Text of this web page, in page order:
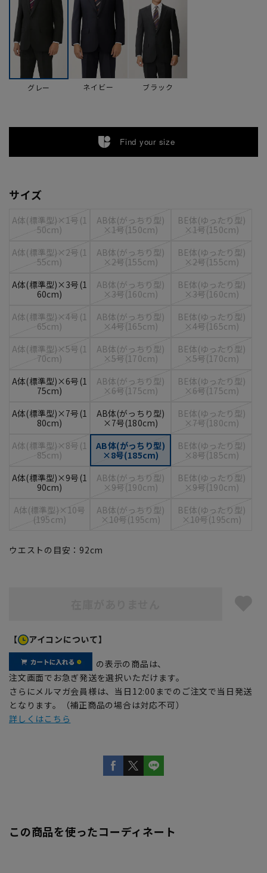
グレー ネイビー ブラック
Find your size
サイズ
A体(標準型)×1号(1
50cm)
AB体(がっちり型)
×1号(150cm)
BE体(ゆったり型)
×1号(150cm)
A体(標準型)×2号(1
55cm)
AB体(がっちり型)
×2号(155cm)
BE体(ゆったり型)
×2号(155cm)
A体(標準型)×3号(1
60cm)
AB体(がっちり型)
×3号(160cm)
BE体(ゆったり型)
×3号(160cm)
A体(標準型)×4号(1
65cm)
AB体(がっちり型)
×4号(165cm)
BE体(ゆったり型)
×4号(165cm)
A体(標準型)×5号(1
70cm)
AB体(がっちり型)
×5号(170cm)
BE体(ゆったり型)
×5号(170cm)
A体(標準型)×6号(1
75cm)
AB体(がっちり型)
×6号(175cm)
BE体(ゆったり型)
×6号(175cm)
A体(標準型)×7号(1
80cm)
AB体(がっちり型)
×7号(180cm)
BE体(ゆったり型)
×7号(180cm)
A体(標準型)×8号(1
85cm)
AB体(がっちり型)
×8号(185cm)
BE体(ゆったり型)
×8号(185cm)
A体(標準型)×9号(1
90cm)
AB体(がっちり型)
×9号(190cm)
BE体(ゆったり型)
×9号(190cm)
A体(標準型)×10号
(195cm)
AB体(がっちり型)
×10号(195cm)
BE体(ゆったり型)
×10号(195cm)
ウエストの目安： 92cm
【 アイコンについて】
の表示の商品は、
注文画面でお急ぎ発送を選択いただけます。
さらにメルマガ会員様は、当日12:00までのご注文で当日発送
となります。（補正商品の場合は対応不可）
詳しくはこちら
この商品を使ったコーディネート